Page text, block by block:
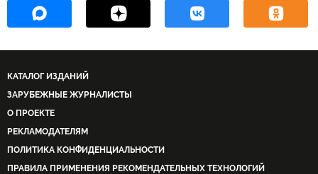
КАТАЛОГ ИЗДАНИЙ
ЗАРУБЕЖНЫЕ ЖУРНАЛИСТЫ
О ПРОЕКТЕ
РЕКЛАМОДАТЕЛЯМ
ПОЛИТИКА КОНФИДЕНЦИАЛЬНОСТИ
ПРАВИЛА ПРИМЕНЕНИЯ РЕКОМЕНДАТЕЛЬНЫХ ТЕХНОЛОГИЙ